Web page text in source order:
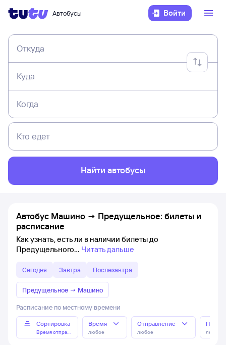
Автобусы Войти
Откуда
Куда
Когда
Кто едет
Найти автобусы
Автобус Машино → Предущельное: билеты и
расписание
Как узнать, есть ли в наличии билеты до
Предущельного
Читать дальше
Сегодня Завтра Послезавтра
Предущельное → Машино
Расписание по местному времени
Сортировка
Время отправления
Время
любое
Отправление
любое любое